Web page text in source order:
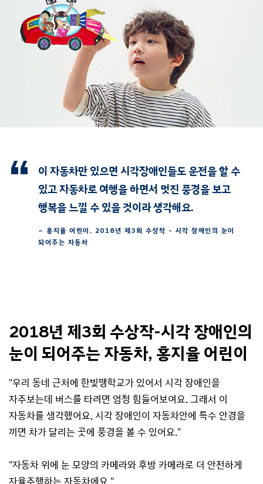
이 자동차만 있으면 시각장애인들도 운전을 할 수
있고 자동차로 여행을 하면서 멋진 풍경을 보고
행복을 느낄 수 있을 것이라 생각해요.
– 홍지율 어린이, 2018년 제3회 수상작 - 시각 장애인의 눈이
되어주는 자동차
2018년 제3회 수상작-시각 장애인의
눈이 되어주는 자동차, 홍지율 어린이
"우리 동네 근처에 한빛맹학교가 있어서 시각 장애인을
자주보는데 버스를 타려면 엄청 힘들어보여요. 그래서 이
자동차를 생각했어요. 시각 장애인이 자동차안에 특수 안경을
끼면 차가 달리는 곳에 풍경을 볼 수 있어요."
"자동차 위에 눈 모양의 카메라와 후방 카메라로 더 안전하게
자율주행하는 자동차에요."